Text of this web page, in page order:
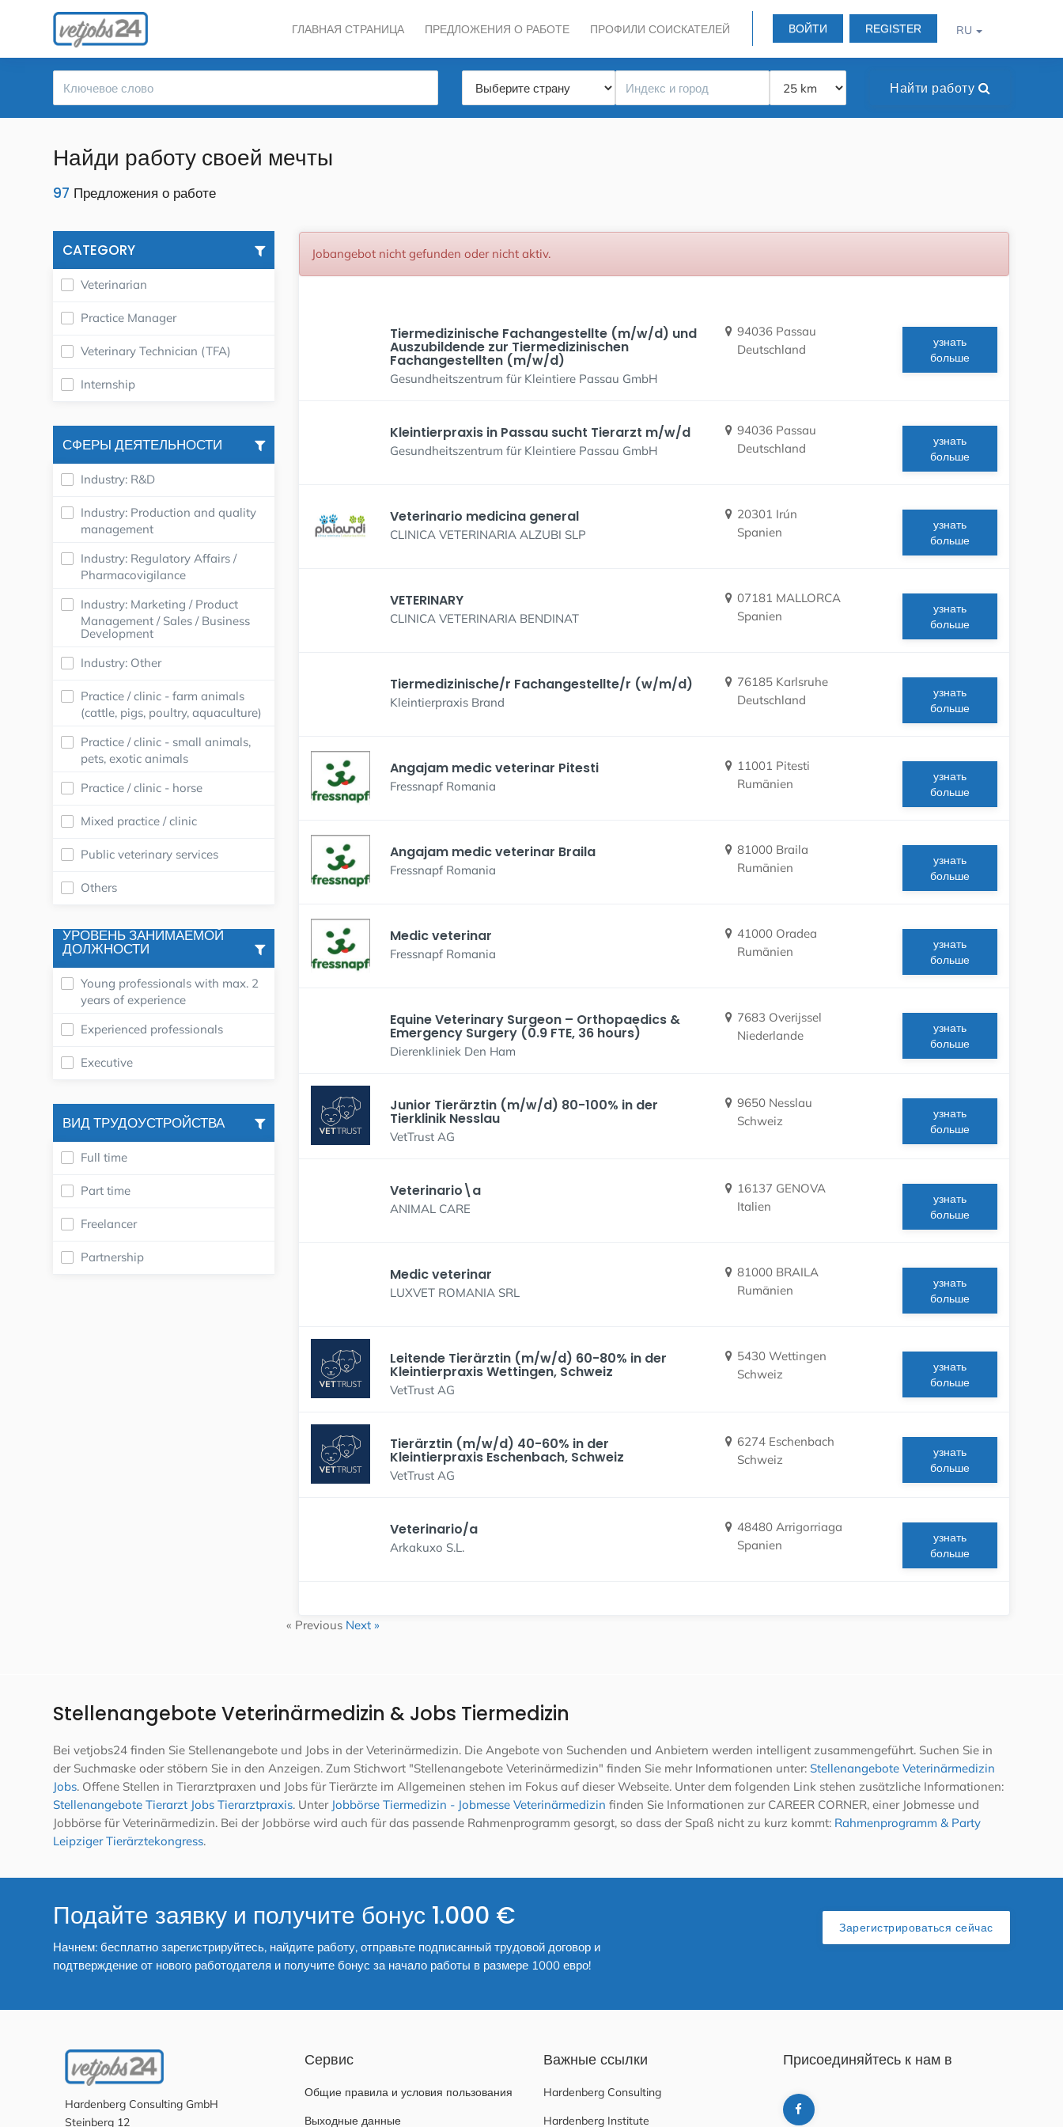
ГЛАВНАЯ СТРАНИЦА ПРЕДЛОЖЕНИЯ О РАБОТЕ ПРОФИЛИ СОИСКАТЕЛЕЙ ВОЙТИ REGISTER RU
Найти работу
Найди работу своей мечты
97 Предложения о работе
CATEGORY
Veterinarian
Practice Manager
Veterinary Technician (TFA)
Internship
СФЕРЫ ДЕЯТЕЛЬНОСТИ
Industry: R&D
Industry: Production and quality
management
Industry: Regulatory Affairs /
Pharmacovigilance
Industry: Marketing / Product
Management / Sales / Business
Development
Industry: Other
Practice / clinic - farm animals
(cattle, pigs, poultry, aquaculture)
Practice / clinic - small animals,
pets, exotic animals
Practice / clinic - horse
Mixed practice / clinic
Public veterinary services
Others
УРОВЕНЬ ЗАНИМАЕМОЙ
ДОЛЖНОСТИ
Young professionals with max. 2
years of experience
Experienced professionals
Executive
ВИД ТРУДОУСТРОЙСТВА
Full time
Part time
Freelancer
Partnership
Jobangebot nicht gefunden oder nicht aktiv.
Tiermedizinische Fachangestellte (m/w/d) und
Auszubildende zur Tiermedizinischen
Fachangestellten (m/w/d)
Gesundheitszentrum für Kleintiere Passau GmbH
94036 Passau
Deutschland
узнать
больше
Kleintierpraxis in Passau sucht Tierarzt m/w/d
Gesundheitszentrum für Kleintiere Passau GmbH
94036 Passau
Deutschland
узнать
больше
Veterinario medicina general
CLINICA VETERINARIA ALZUBI SLP
20301 Irún
Spanien
узнать
больше
VETERINARY
CLINICA VETERINARIA BENDINAT
07181 MALLORCA
Spanien
узнать
больше
Tiermedizinische/r Fachangestellte/r (w/m/d)
Kleintierpraxis Brand
76185 Karlsruhe
Deutschland
узнать
больше
Angajam medic veterinar Pitesti
Fressnapf Romania
11001 Pitesti
Rumänien
узнать
больше
Angajam medic veterinar Braila
Fressnapf Romania
81000 Braila
Rumänien
узнать
больше
Medic veterinar
Fressnapf Romania
41000 Oradea
Rumänien
узнать
больше
Equine Veterinary Surgeon – Orthopaedics &
Emergency Surgery (0.9 FTE, 36 hours)
Dierenkliniek Den Ham
7683 Overijssel
Niederlande
узнать
больше
Junior Tierärztin (m/w/d) 80-100% in der
Tierklinik Nesslau
VetTrust AG
9650 Nesslau
Schweiz
узнать
больше
Veterinario\a
ANIMAL CARE
16137 GENOVA
Italien
узнать
больше
Medic veterinar
LUXVET ROMANIA SRL
81000 BRAILA
Rumänien
узнать
больше
Leitende Tierärztin (m/w/d) 60-80% in der
Kleintierpraxis Wettingen, Schweiz
VetTrust AG
5430 Wettingen
Schweiz
узнать
больше
Tierärztin (m/w/d) 40-60% in der
Kleintierpraxis Eschenbach, Schweiz
VetTrust AG
6274 Eschenbach
Schweiz
узнать
больше
Veterinario/a
Arkakuxo S.L.
48480 Arrigorriaga
Spanien
узнать
больше
« Previous Next »
Stellenangebote Veterinärmedizin & Jobs Tiermedizin
Bei vetjobs24 finden Sie Stellenangebote und Jobs in der Veterinärmedizin. Die Angebote von Suchenden und Anbietern werden intelligent zusammengeführt. Suchen Sie in
der Suchmaske oder stöbern Sie in den Anzeigen. Zum Stichwort "Stellenangebote Veterinärmedizin" finden Sie mehr Informationen unter: Stellenangebote Veterinärmedizin
Jobs. Offene Stellen in Tierarztpraxen und Jobs für Tierärzte im Allgemeinen stehen im Fokus auf dieser Webseite. Unter dem folgenden Link stehen zusätzliche Informationen:
Stellenangebote Tierarzt Jobs Tierarztpraxis. Unter Jobbörse Tiermedizin - Jobmesse Veterinärmedizin finden Sie Informationen zur CAREER CORNER, einer Jobmesse und
Jobbörse für Veterinärmedizin. Bei der Jobbörse wird auch für das passende Rahmenprogramm gesorgt, so dass der Spaß nicht zu kurz kommt: Rahmenprogramm & Party
Leipziger Tierärztekongress.
Подайте заявку и получите бонус 1.000 €
Начнем: бесплатно зарегистрируйтесь, найдите работу, отправьте подписанный трудовой договор и
подтверждение от нового работодателя и получите бонус за начало работы в размере 1000 евро!
Зарегистрироваться сейчас
Hardenberg Consulting GmbH
Steinberg 12
Сервис
Общие правила и условия пользования
Выходные данные
Важные ссылки
Hardenberg Consulting
Hardenberg Institute
Присоединяйтесь к нам в